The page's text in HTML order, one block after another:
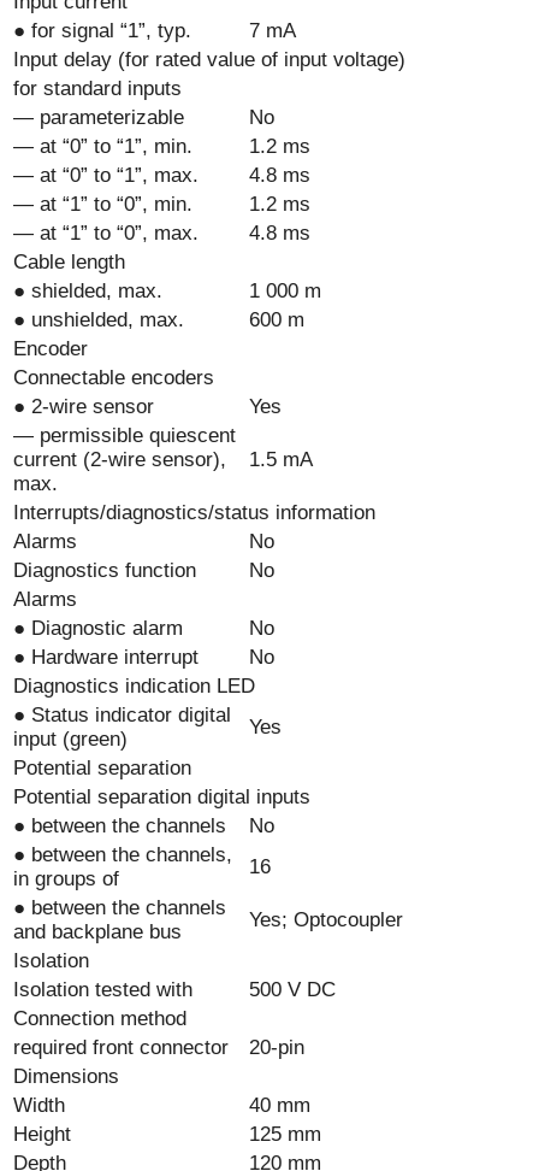
● for signal “1”, typ.
7 mA
Input delay (for rated value of input voltage)
for standard inputs
— parameterizable
No
— at “0” to “1”, min.
1.2 ms
— at “0” to “1”, max.
4.8 ms
— at “1” to “0”, min.
1.2 ms
— at “1” to “0”, max.
4.8 ms
Cable length
● shielded, max.
1 000 m
● unshielded, max.
600 m
Encoder
Connectable encoders
● 2-wire sensor
Yes
— permissible quiescent
current (2-wire sensor),
max.
1.5 mA
Interrupts/diagnostics/status information
Alarms
No
Diagnostics function
No
Alarms
● Diagnostic alarm
No
● Hardware interrupt
No
Diagnostics indication LED
● Status indicator digital
input (green)
Yes
Potential separation
Potential separation digital inputs
● between the channels
No
● between the channels,
in groups of
16
● between the channels
and backplane bus
Yes; Optocoupler
Isolation
Isolation tested with
500 V DC
Connection method
required front connector
20-pin
Dimensions
Width
40 mm
Height
125 mm
Depth
120 mm